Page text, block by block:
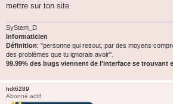
mettre sur ton site.
SyStem_D
Informaticien
Définition: "personne qui resout, par des moyens
des problèmes que tu ignorais avoir".
99.99% des bugs viennent de l'interface se trouvant
hdt6289
Abonné actif